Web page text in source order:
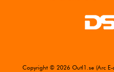
Copyright © 2026 Outl1.se (Arc